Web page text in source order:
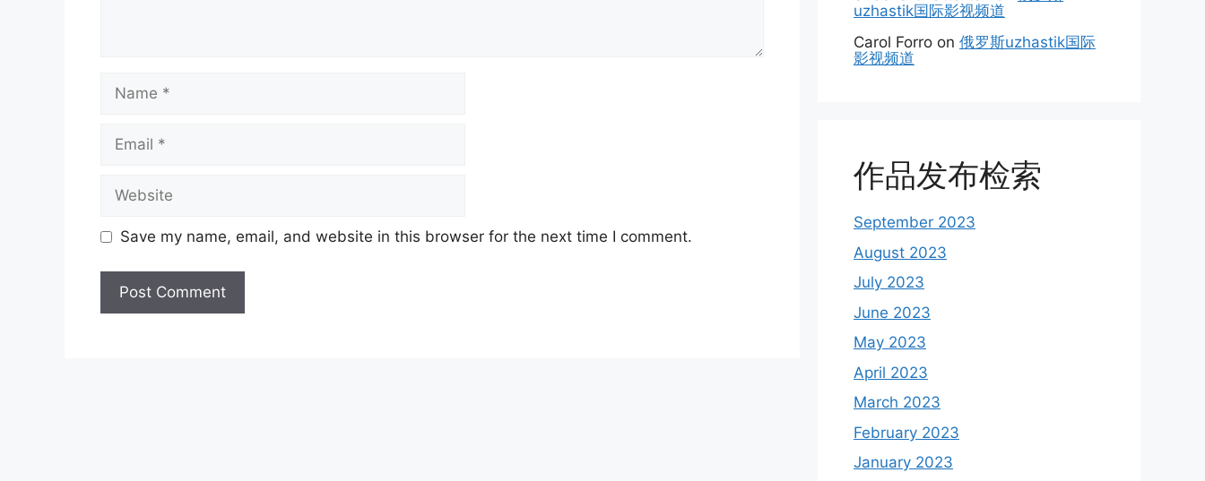
Name
Email
Website
Save my name, email, and website in this browser for the next time I comment.
uzhastik国际影视频道
Carol Forro on 俄罗斯uzhastik国际
影视频道
作品发布检索
September 2023
August 2023
July 2023
June 2023
May 2023
April 2023
March 2023
February 2023
January 2023